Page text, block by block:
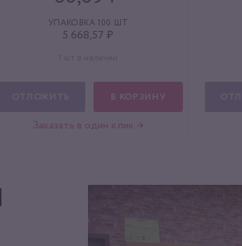
УПАКОВКА 100 ШТ
5 668,57 ₽
В КОРЗИНУ
Заказать в один клик →